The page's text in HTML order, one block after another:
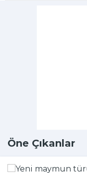
Öne Çıkanlar